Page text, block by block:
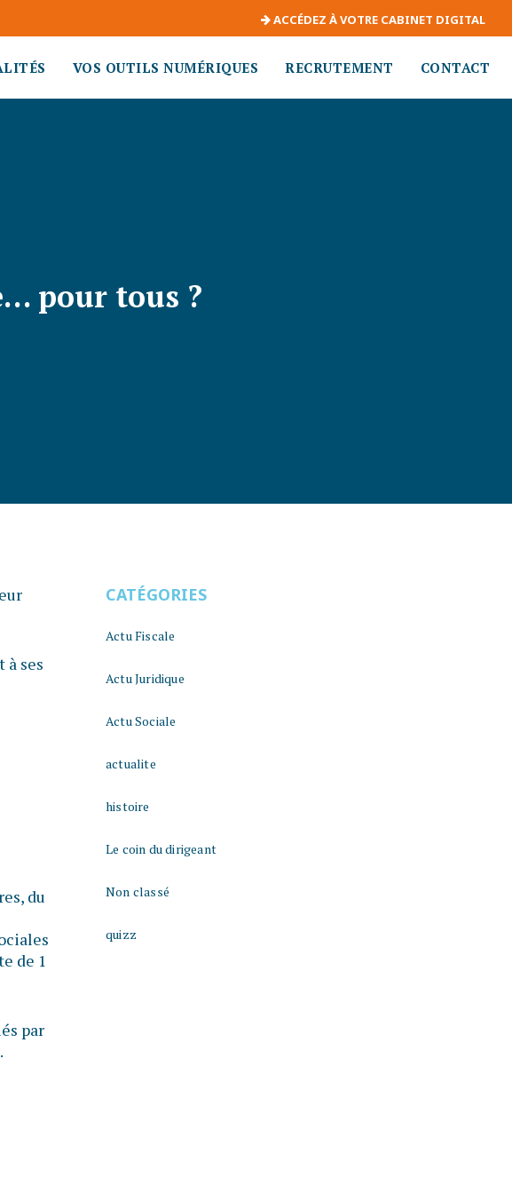
ACCÉDEZ À VOTRE CABINET DIGITAL
VOS OUTILS NUMÉRIQUES RECRUTEMENT CONTACT
pour tous ?
ses
du
de 1
par
CATÉGORIES
Actu Fiscale
Actu Juridique
Actu Sociale
actualite
histoire
Le coin du dirigeant
Non classé
quizz